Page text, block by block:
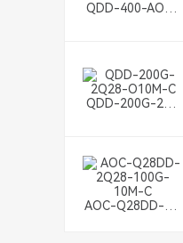
QDD-400-AOC3
QDD-200G-2Q2
AOC-Q28DD-2Q